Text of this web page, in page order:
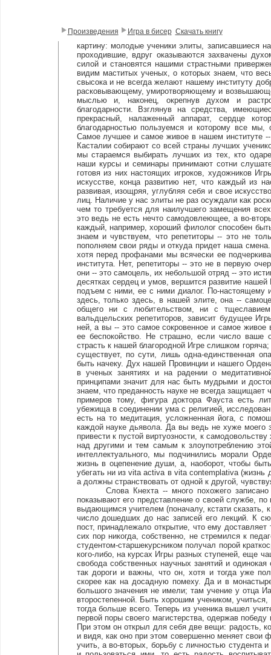
Произведения Игра в бисер Скачать книгу
картину: молодые ученики элиты, записавшиеся
проходившие, вдруг оказываются захвачены
силой и становятся нашими страстными
видим маститых ученых, о которых знаем, что
свысока и не всегда желают нашему институту
расковывающему, умиротворяющему и
мыслью и, наконец, окрепнув духом и
благодарности. Взглянув на средства,
прекрасный, налаженный аппарат, сердце
благодарностью пользуемся и которому все
Самое лучшее и самое живое в нашем институте
Касталии собирают со всей страны лучших
мы стараемся выбирать лучших из тех, кто
наши курсы и семинары принимают сотни
готовя из них настоящих игроков, художников
искусстве, конца развитию нет, что каждый из
развивая, изощряя, углубляя себя и свое
лиц. Наличие у нас элиты не раз осуждали как
чем то требуется для наилучшего замещения
это ведь не есть нечто самодовлеющее, а во-
каждый, например, хороший филолог способен
знаем и чувствуем, что репетиторы -- это не
пополняем свои ряды и откуда придет наша
хотя перед профанами мы всячески ее
института. Нет, репетиторы -- это не в первую
они -- это самоцель, их небольшой отряд -- это
десятках сердец и умов, вершится развитие
подъем с ними, ее с ними диалог. По-настоящему
здесь, только здесь, в нашей элите, она --
общего ни с любительством, ни с
вальдцельских репетиторов, зависит будущее
ней, а вы -- это самое сокровенное и самое
ее беспокойство. Не страшно, если число
страсть к нашей благородной Игре слишком
существует, по сути, лишь одна-единственная
быть начеку. Дух нашей Провинции и нашего
в ученых занятиях и на радении о
принципами значит для нас быть мудрыми и
знаем, что преданность науке не всегда защищает
примеров тому, фигура доктора Фауста есть
убежища в соединении ума с религией,
есть на то медитация, усложненная йога, с
каждой науке дьявола. Да вы ведь не хуже моего
привести к пустой виртуозности, к
над другими и тем самым к злоупотреблению
интеллектуального, мы подчинились морали
жизнь в оцепенение души, а, наоборот, чтобы
убегать ни из vita activa в vita contemplativa (жизнь
а должны странствовать от одной к другой,
Слова Кнехта -- много похожего записано
показывают его представление о своей службе,
выдающимся учителем (поначалу, кстати сказать,
число дошедших до нас записей его лекций. К
пост, принадлежало открытие, что ему
сих пор никогда, собственно, не стремился к
студентом-старшекурсником получал порой
кого-либо, на курсах Игры разных ступеней, еще
свобода собственных научных занятий и
так дороги и важны, что он, хотя и тогда уже
скорее как на досадную помеху. Да и в
большого значения не имели; там учение у отца
второстепенной. Быть хорошим учеником,
тогда больше всего. Теперь из ученика вышел
первой поры своего магистерства, одержав
При этом он открыл для себя две вещи: радость,
и видя, как оно при этом совершенно меняет свои
учить, а во-вторых, борьбу с личностью студента